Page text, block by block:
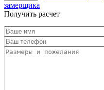
замерщика
Получить расчет